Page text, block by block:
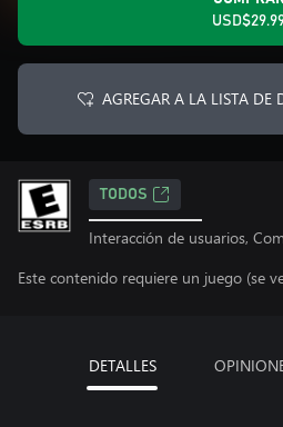
AGREGAR A LA LISTA DE
TODOS
Interacción de usuarios,
Este contenido requiere un juego (se
DETALLES